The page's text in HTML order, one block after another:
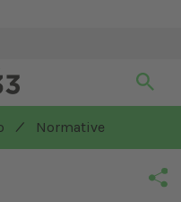
/ Normative